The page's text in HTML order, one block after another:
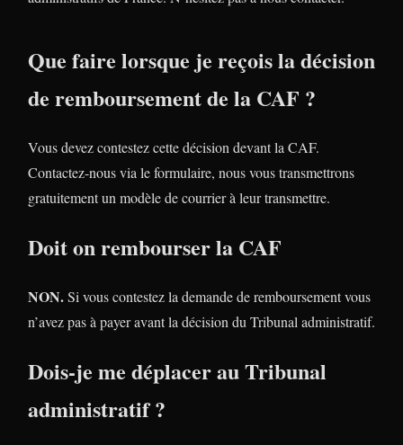
Que faire lorsque je reçois la décision
de remboursement de la CAF ?
Vous devez contestez cette décision devant la CAF.
Contactez-nous via le formulaire, nous vous transmettrons
gratuitement un modèle de courrier à leur transmettre.
Doit on rembourser la CAF
NON.Si vous contestez la demande de remboursement vous
n’avez pas à payer avant la décision du Tribunal administratif.
Dois-je me déplacer au Tribunal
administratif ?